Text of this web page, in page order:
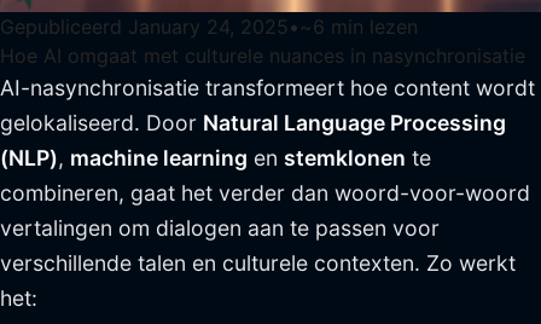
Gepubliceerd January 24, 2025 • ~6 min lezen
Hoe AI omgaat met culturele nuances in nasynchronisatie
AI-nasynchronisatie transformeert hoe content wordt
gelokaliseerd. Door Natural Language Processing
(NLP), machine learning en stemklonen te
combineren, gaat het verder dan woord-voor-woord
vertalingen om dialogen aan te passen voor
verschillende talen en culturele contexten. Zo werkt
het: